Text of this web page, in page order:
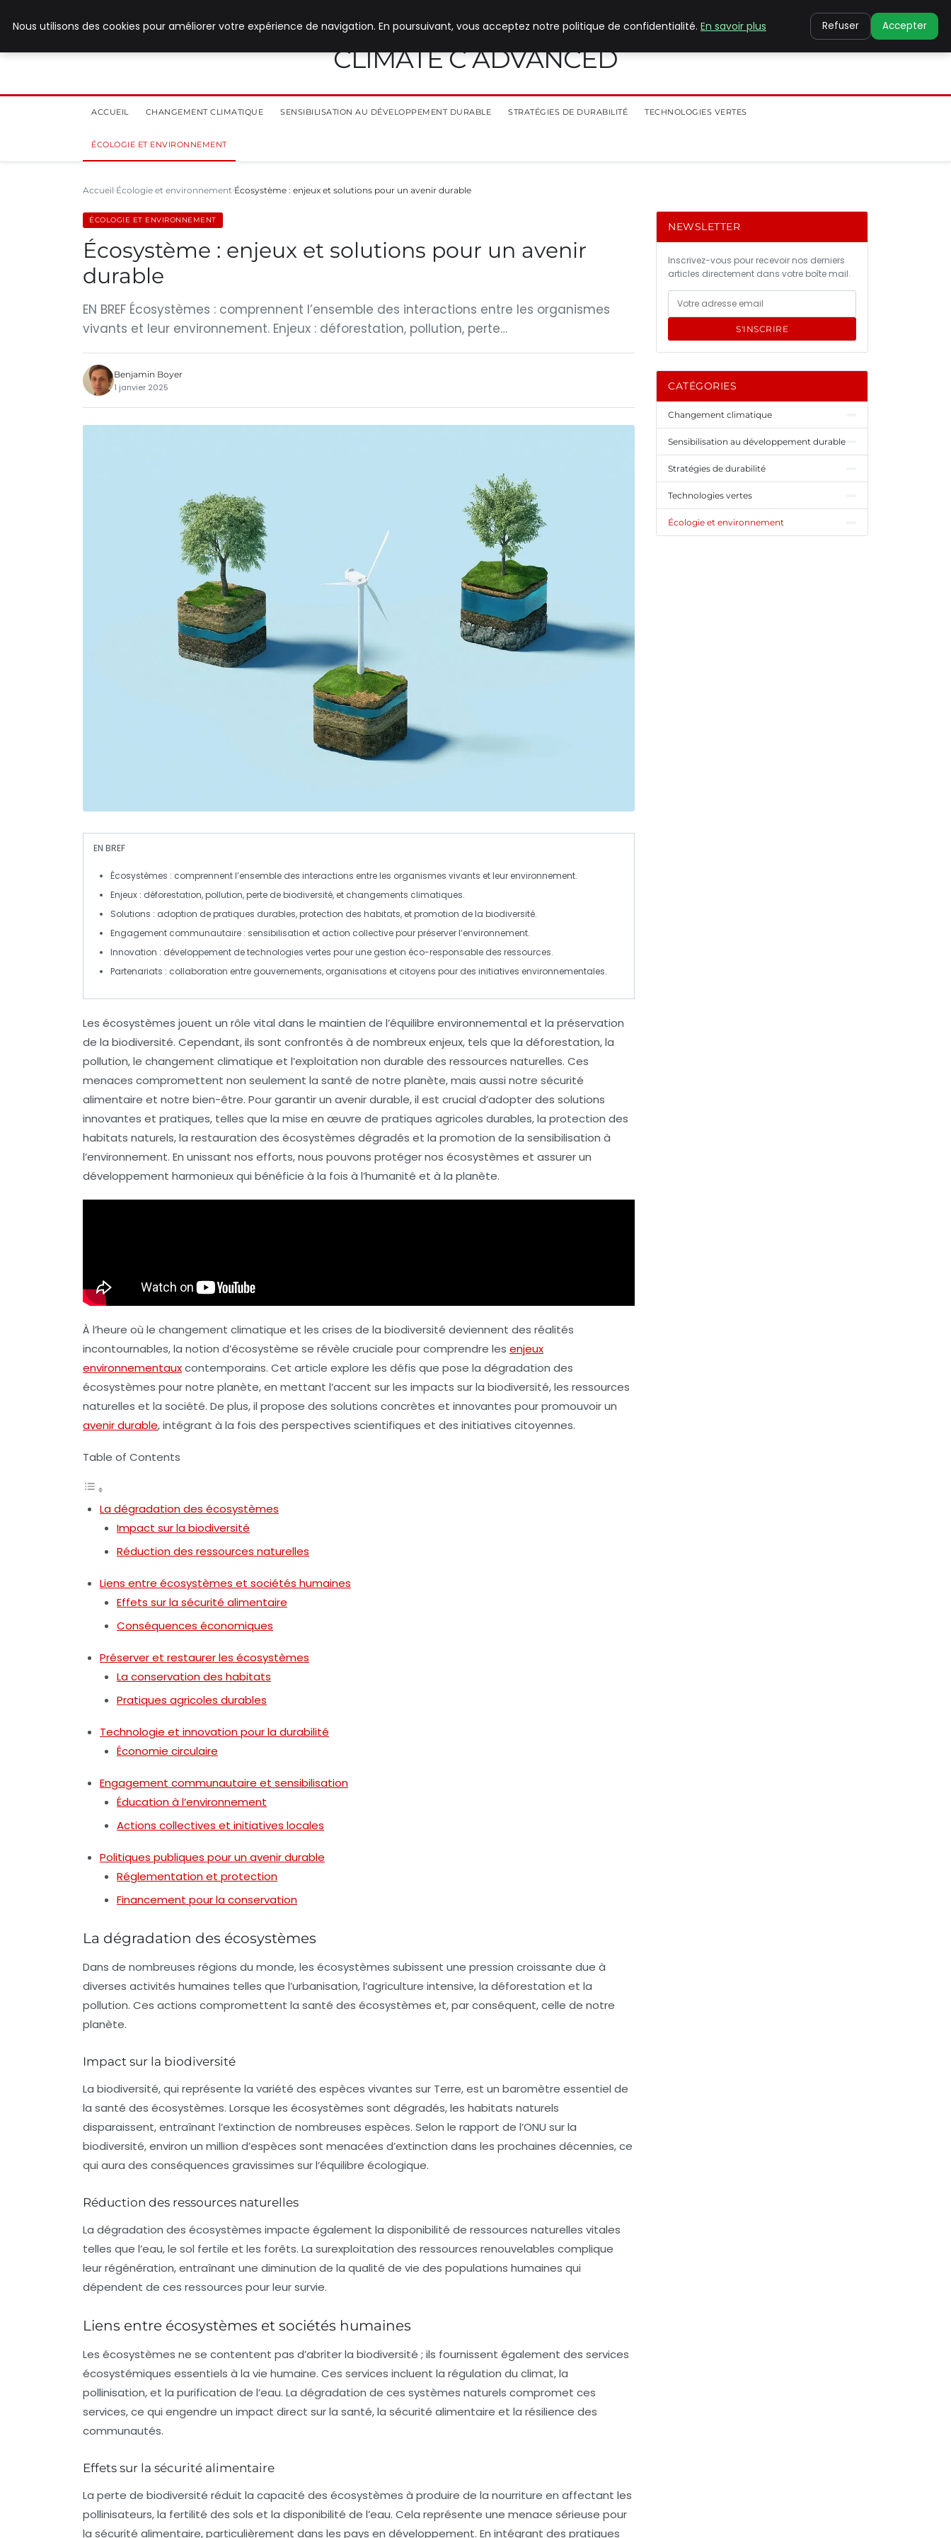
CLIMATE C ADVANCED
ACCUEIL CHANGEMENT CLIMATIQUE SENSIBILISATION AU DÉVELOPPEMENT DURABLE STRATÉGIES DE DURABILITÉ TECHNOLOGIES VERTES
ÉCOLOGIE ET ENVIRONNEMENT
Accueil Écologie et environnement Écosystème : enjeux et solutions pour un avenir durable
ÉCOLOGIE ET ENVIRONNEMENT
Écosystème : enjeux et solutions pour un avenir
durable
EN BREF Écosystèmes : comprennent l’ensemble des interactions entre les organismes
vivants et leur environnement. Enjeux : déforestation, pollution, perte…
Benjamin Boyer
1 janvier 2025
EN BREF
Écosystèmes : comprennent l’ensemble des interactions entre les organismes vivants et leur environnement.
Enjeux : déforestation, pollution, perte de biodiversité, et changements climatiques.
Solutions : adoption de pratiques durables, protection des habitats, et promotion de la biodiversité.
Engagement communautaire : sensibilisation et action collective pour préserver l’environnement.
Innovation : développement de technologies vertes pour une gestion éco-responsable des ressources.
Partenariats : collaboration entre gouvernements, organisations et citoyens pour des initiatives environnementales.
Les écosystèmes jouent un rôle vital dans le maintien de l’équilibre environnemental et la préservation
de la biodiversité. Cependant, ils sont confrontés à de nombreuxenjeux, tels que la déforestation, la
pollution, le changement climatique et l’exploitation non durable des ressources naturelles. Ces
menaces compromettent non seulement la santé de notre planète, mais aussi notre sécurité
alimentaire et notre bien-être. Pour garantir un avenir durable, il est crucial d’adopter des solutions
innovantes et pratiques, telles que la mise en œuvre de pratiques agricoles durables, la protection des
habitats naturels, la restauration des écosystèmes dégradés et la promotion de la sensibilisation à
l’environnement. En unissant nos efforts, nous pouvons protéger nos écosystèmes et assurer un
développement harmonieux qui bénéficie à la fois à l’humanité et à la planète.
À l’heure où le changement climatique et les crises de la biodiversité deviennent des réalités
incontournables, la notion d’écosystème se révèle cruciale pour comprendre les enjeux
environnementauxcontemporains. Cet article explore les défis que pose la dégradation des
écosystèmes pour notre planète, en mettant l’accent sur les impacts sur la biodiversité, les ressources
naturelles et la société. De plus, il propose des solutions concrètes et innovantes pour promouvoir un
avenir durable, intégrant à la fois des perspectives scientifiques et des initiatives citoyennes.
Table of Contents
La dégradation des écosystèmes
Impact sur la biodiversité
Réduction des ressources naturelles
Liens entre écosystèmes et sociétés humaines
Effets sur la sécurité alimentaire
Conséquences économiques
Préserver et restaurer les écosystèmes
La conservation des habitats
Pratiques agricoles durables
Technologie et innovation pour la durabilité
Économie circulaire
Engagement communautaire et sensibilisation
Éducation à l’environnement
Actions collectives et initiatives locales
Politiques publiques pour un avenir durable
Réglementation et protection
Financement pour la conservation
La dégradation des écosystèmes
Dans de nombreuses régions du monde, les écosystèmes subissent une pression croissante due à
diverses activités humaines telles que l’urbanisation, l’agriculture intensive, la déforestation et la
pollution. Ces actions compromettent la santé des écosystèmes et, par conséquent, celle de notre
planète.
Impact sur la biodiversité
La biodiversité, qui représente la variété des espèces vivantes sur Terre, est un baromètre essentiel de
la santé des écosystèmes. Lorsque les écosystèmes sont dégradés, les habitats naturels
disparaissent, entraînant l’extinction de nombreuses espèces. Selon le rapport de l’ONU sur la
biodiversité, environ un million d’espèces sont menacées d’extinction dans les prochaines décennies, ce
qui aura des conséquences gravissimes sur l’équilibre écologique.
Réduction des ressources naturelles
La dégradation des écosystèmes impacte également la disponibilité de ressources naturelles vitales
telles que l’eau, le sol fertile et les forêts. La surexploitation des ressources renouvelables complique
leur régénération, entraînant une diminution de la qualité de vie des populations humaines qui
dépendent de ces ressources pour leur survie.
Liens entre écosystèmes et sociétés humaines
Les écosystèmes ne se contentent pas d’abriter la biodiversité ; ils fournissent également des services
écosystémiques essentiels à la vie humaine. Ces services incluent la régulation du climat, la
pollinisation, et la purification de l’eau. La dégradation de ces systèmes naturels compromet ces
services, ce qui engendre un impact direct sur la santé, la sécurité alimentaire et la résilience des
communautés.
Effets sur la sécurité alimentaire
La perte de biodiversité réduit la capacité des écosystèmes à produire de la nourriture en affectant les
pollinisateurs, la fertilité des sols et la disponibilité de l’eau. Cela représente une menace sérieuse pour
la sécurité alimentaire, particulièrement dans les pays en développement. En intégrant des pratiques
NEWSLETTER
Inscrivez-vous pour recevoir nos derniers
articles directement dans votre boîte mail.
S'INSCRIRE
CATÉGORIES
Changement climatique
Sensibilisation au développement durable
Stratégies de durabilité
Technologies vertes
Écologie et environnement
Nous utilisons des cookies pour améliorer votre expérience de navigation. En poursuivant, vous acceptez notre politique de confidentialité. En savoir plus Refuser Accepter